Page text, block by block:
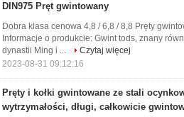
DIN975 Pręt gwintowany
Dobra klasa cenowa 4,8 / 6,8 / 8,8 Pręty
Informacje o produkcie: Gwint tods, znany
dynastii Ming i ...
Czytaj więcej
2023-08-31 09:12:16
Pręty i kołki gwintowane ze stali
wytrzymałości, długi, całkowicie